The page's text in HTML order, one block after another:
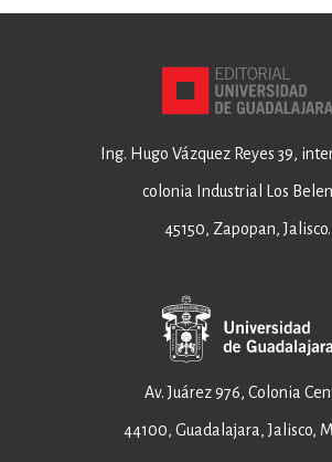
Ing. Hugo Vázquez Reyes 39,
colonia Industrial Los
45150, Zapopan, Jalisco.
Av. Juárez 976, Colonia
44100, Guadalajara, Jalisco,